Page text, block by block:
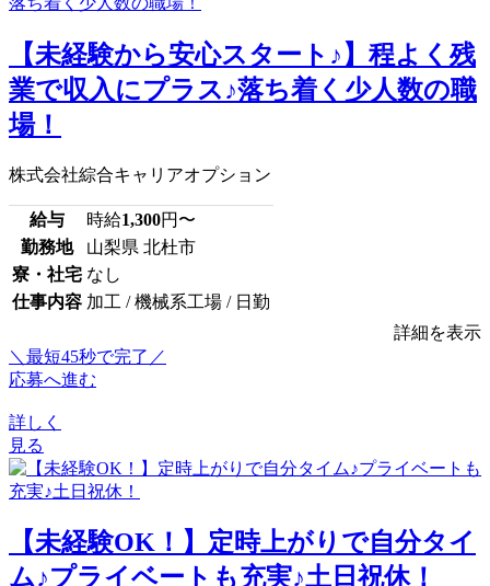
【未経験から安心スタート♪】程よく残
業で収入にプラス♪落ち着く少人数の職
場！
株式会社綜合キャリアオプション
給与 時給1,300円〜
勤務地
山梨県 北杜市
寮・社宅 なし
仕事内容 加工 / 機械系工場 / 日勤
詳細を表示
＼最短45秒で完了／
応募へ進む
詳しく
見る
【未経験OK！】定時上がりで自分タイ
ム♪プライベートも充実♪土日祝休！